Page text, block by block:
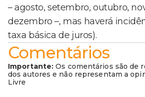
– agosto, setembro, outubro,
dezembro –, mas haverá
taxa básica de juros).
Comentários
Importante: Os comentários são de
dos autores e não representam a
Livre